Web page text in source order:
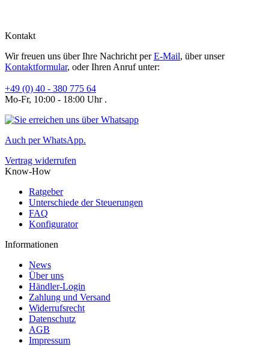
Kontakt
Wir freuen uns über Ihre Nachricht perE-Mail, über unser
Kontaktformular, oder Ihren Anruf unter:
+49 (0) 40 - 380 775 64
Mo-Fr, 10:00 - 18:00 Uhr .
Auch per WhatsApp.
Vertrag widerrufen
Know-How
Ratgeber
Unterschiede der Steuerungen
FAQ
Konfigurator
Informationen
News
Über uns
Händler-Login
Zahlung und Versand
Widerrufsrecht
Datenschutz
AGB
Impressum